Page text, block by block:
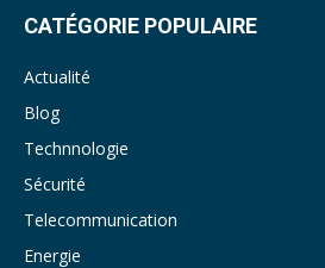
CATÉGORIE POPULAIRE
Actualité
Blog
Technnologie
Sécurité
Telecommunication
Energie